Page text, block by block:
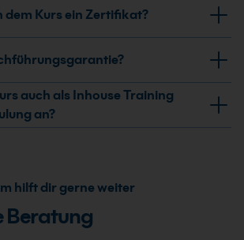
für laufende Projekte.
Forecasting und
mit. Außerdem erhältst du Feedback
und leitest nächste Schritte für
dem Kurs ein Zertifikat?
Grundkurs: Praktischer Einsatz
Dieses bestätigt
Kenntnisse im professionellen
Projektcontrolling Grundkurs:
die Durchführung aller von uns
Der KI im Projektcontrolling
Einsatz findet auch bereits ab
auch als Inhouse Training
an?
durchgeführt werden.
und Schwerpunkte passen wir
hilft dir gerne weiter
Beratung